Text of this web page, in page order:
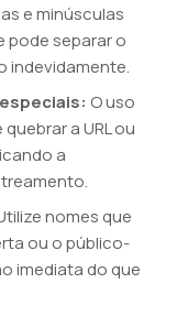
e minúsculas
pode separar o
indevidamente.
O uso
a URL ou
a
nomes que
ou o público-
imediata do que